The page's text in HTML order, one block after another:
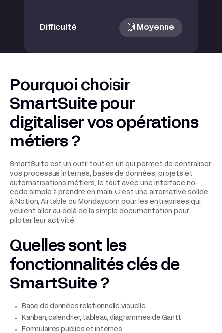
Difficulté 🙌 Moyenne
Pourquoi choisir
SmartSuite pour
digitaliser vos opérations
métiers ?
SmartSuite est un outil tout-en-un qui permet de centraliser
vos processus internes, bases de données, projets et
automatisations métiers, le tout avec une interface no-
code simple à prendre en main. C'est une alternative solide
à Notion, Airtable ou Monday.com pour les entreprises qui
veulent aller au-delà de la simple documentation pour
piloter leur activité.
Quelles sont les
fonctionnalités clés de
SmartSuite ?
Base de données relationnelle visuelle
Kanban, calendrier, tableau, diagrammes de Gantt
Formulaires publics et internes